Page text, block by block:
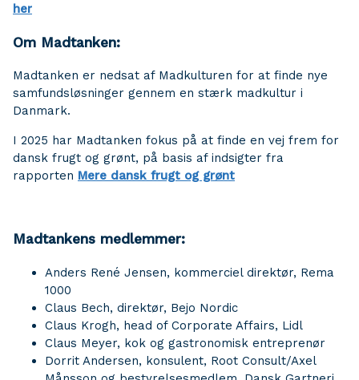
her
Om Madtanken:
Madtanken er nedsat af Madkulturen for at finde nye
samfundsløsninger gennem en stærk madkultur i
Danmark.
I 2025 har Madtanken fokus på at finde en vej frem for
dansk frugt og grønt, på basis af indsigter fra
rapporten Mere dansk frugt og grønt
Madtankens medlemmer:
Anders René Jensen, kommerciel direktør, Rema
1000
Claus Bech, direktør, Bejo Nordic
Claus Krogh, head of Corporate Affairs, Lidl
Claus Meyer, kok og gastronomisk entreprenør
Dorrit Andersen, konsulent, Root Consult/Axel